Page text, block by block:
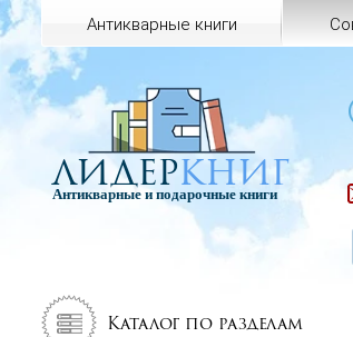
Каталог по разделам
Антикварные книги
лидеркниг
Антикварные и подарочные книги